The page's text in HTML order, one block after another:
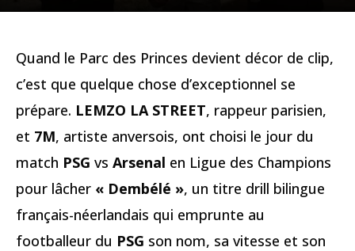
Quand le Parc des Princes devient décor de clip,
c’est que quelque chose d’exceptionnel se
prépare. LEMZO LA STREET, rappeur parisien,
et 7M, artiste anversois, ont choisi le jour du
match PSG vs Arsenal en Ligue des Champions
pour lâcher « Dembélé », un titre drill bilingue
français-néerlandais qui emprunte au
footballeur du PSG son nom, sa vitesse et son